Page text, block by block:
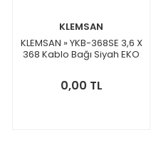
KLEMSAN
KLEMSAN » YKB-368SE 3,6 X
368 Kablo Bağı Siyah EKO
0,00 TL